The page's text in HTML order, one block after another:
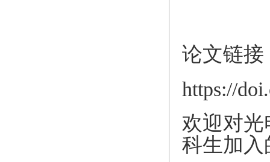
论文链接
https://
欢迎对
科生加入